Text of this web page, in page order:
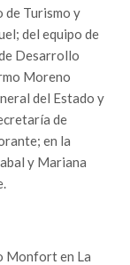
de Turismo y
del equipo de
Desarrollo
Moreno
del Estado y
de
en la
y Mariana
Monfort en La